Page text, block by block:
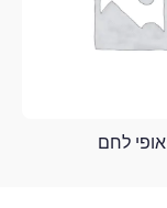
אופי לחם